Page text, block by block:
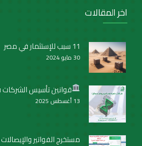
اخر المقالات
11 سبب للإستثمار في مصر
30 مايو 2024
قوانين تأسيس
13 أغسطس 2025
مستخرج الفواتير والإيصالات